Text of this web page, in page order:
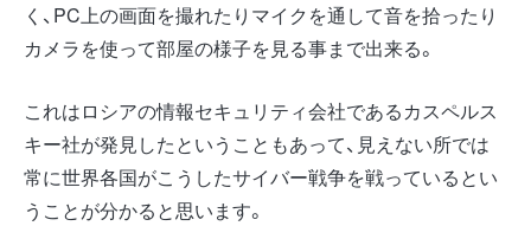
く、PC上の画面を撮れたりマイクを通して音を拾ったり
カメラを使って部屋の様子を見る事まで出来る。
これはロシアの情報セキュリティ会社であるカスペルス
キー社が発見したということもあって、見えない所では
常に世界各国がこうしたサイバー戦争を戦っているとい
うことが分かると思います。